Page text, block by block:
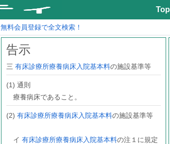
Top
無料会員登録で全文検索！
告示
三 有床診療所療養病床入院基本料の施設基準等
(1) 通則
療養病床であること。
(2) 有床診療所療養病床入院基本料の施設基準等
イ 有床診療所療養病床入院基本料の注１に規定